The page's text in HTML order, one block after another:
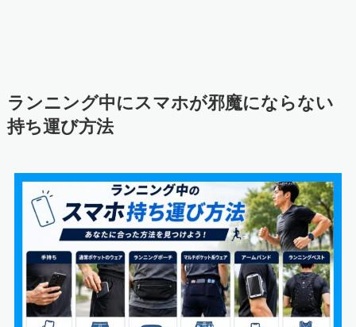
ランニング中にスマホが邪魔にならない
持ち運び方法